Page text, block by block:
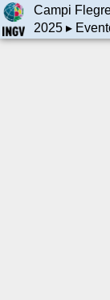
Campi
2025▸